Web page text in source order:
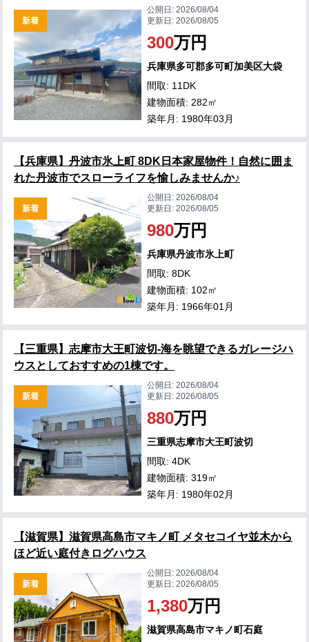
新着
公開日:2026/08/04
更新日:2026/08/05
300万円
兵庫県多可郡多可町加美区大袋
間取: 11DK
建物面積: 282㎡
築年月: 1980年03月
【兵庫県】丹波市氷上町 8DK日本家屋物件！自然に囲ま
れた丹波市でスローライフを愉しみませんか♪
新着
公開日:2026/08/04
更新日:2026/08/05
980万円
兵庫県丹波市氷上町
間取: 8DK
建物面積: 102㎡
築年月: 1966年01月
【三重県】志摩市大王町波切-海を眺望できるガレージハ
ウスとしておすすめの1棟です。
新着
公開日:2026/08/04
更新日:2026/08/05
880万円
三重県志摩市大王町波切
間取: 4DK
建物面積: 319㎡
築年月: 1980年02月
【滋賀県】滋賀県高島市マキノ町 メタセコイヤ並木から
ほど近い庭付きログハウス
新着
公開日:2026/08/04
更新日:2026/08/05
1,380万円
滋賀県高島市マキノ町石庭